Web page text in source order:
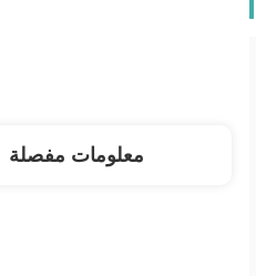
معلومات مفصلة